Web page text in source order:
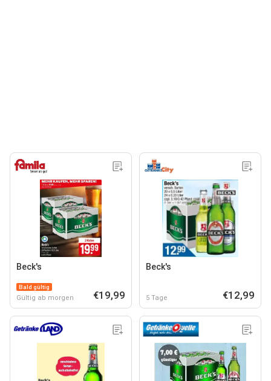
Beck's
Bald gültig
Gültig ab morgen €19,99
Beck's
5 Tage €12,99